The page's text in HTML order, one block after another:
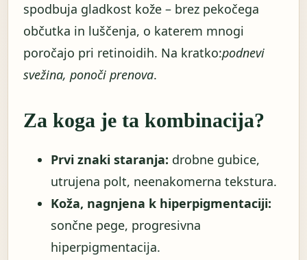
spodbuja gladkost kože – brez pekočega
občutka in luščenja, o katerem mnogi
poročajo pri retinoidih. Na kratko:podnevi
svežina, ponoči prenova.
Za koga je ta kombinacija?
Prvi znaki staranja: drobne gubice,
utrujena polt, neenakomerna tekstura.
Koža, nagnjena k hiperpigmentaciji:
sončne pege, progresivna
hiperpigmentacija.